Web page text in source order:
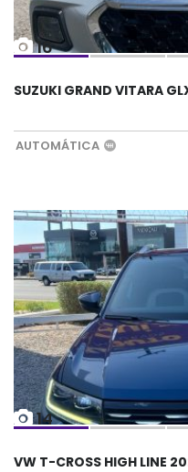
16
AUTOMÁTICA
14